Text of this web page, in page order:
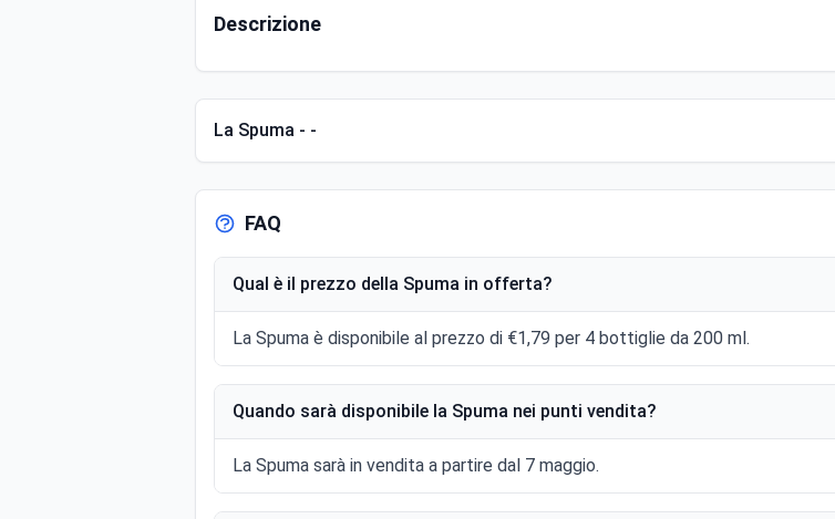
Descrizione
La Spuma - -
FAQ
Qual è il prezzo della Spuma in offerta?
La Spuma è disponibile al prezzo di €1,79 per 4 bottiglie da 200 ml.
Quando sarà disponibile la Spuma nei punti vendita?
La Spuma sarà in vendita a partire dal 7 maggio.